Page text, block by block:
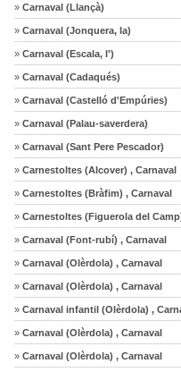
» Carnaval (Llançà)
» Carnaval (Jonquera, la)
» Carnaval (Escala, l')
» Carnaval (Cadaqués)
» Carnaval (Castelló d'Empúries)
» Carnaval (Palau-saverdera)
» Carnaval (Sant Pere Pescador)
» Carnestoltes (Alcover) , Carnaval
» Carnestoltes (Bràfim) , Carnaval
» Carnestoltes (Figuerola del
» Carnaval (Font-rubí) , Carnaval
» Carnaval (Olèrdola) , Carnaval
» Carnaval (Olèrdola) , Carnaval
» Carnaval infantil (Olèrdola) ,
» Carnaval (Olèrdola) , Carnaval
» Carnaval (Olèrdola) , Carnaval